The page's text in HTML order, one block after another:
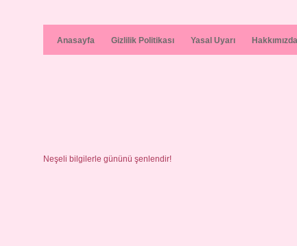
Anasayfa Gizlilik Politikası Yasal Uyarı Hakkımızda
Neşeli bilgilerle gününü şenlendir!